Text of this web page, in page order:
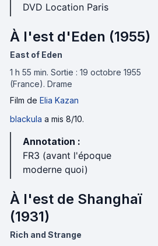
DVD Location Paris
À l'est d'Eden (1955)
East of Eden
1 h 55 min. Sortie : 19 octobre 1955
(France). Drame
Film de Elia Kazan
blackula a mis 8/10.
Annotation :
FR3 (avant l'époque
moderne quoi)
À l'est de Shanghaï
(1931)
Rich and Strange